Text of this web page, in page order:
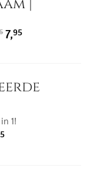
|
Oorspronkelijke
prijs
7,95Huidige
1!